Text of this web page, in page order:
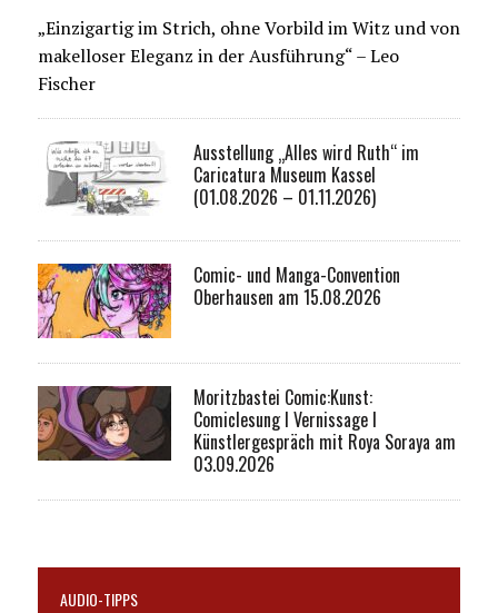
„Einzigartig im Strich, ohne Vorbild im Witz und von
makelloser Eleganz in der Ausführung“ – Leo
Fischer
Ausstellung „Alles wird Ruth“ im
Caricatura Museum Kassel
(01.08.2026 – 01.11.2026)
Comic- und Manga-Convention
Oberhausen am 15.08.2026
Moritzbastei Comic:Kunst:
Comiclesung I Vernissage I
Künstlergespräch mit Roya Soraya am
03.09.2026
AUDIO-TIPPS